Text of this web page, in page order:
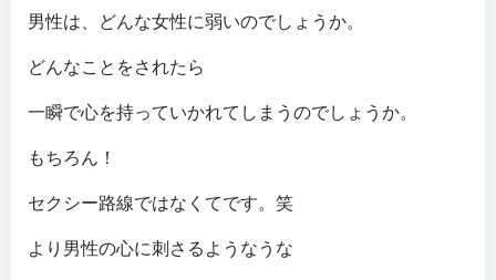
男性は、どんな女性に弱いのでしょうか。
どんなことをされたら
一瞬で心を持っていかれてしまうのでしょうか。
もちろん！
セクシー路線ではなくてです。笑
より男性の心に刺さるようなうな